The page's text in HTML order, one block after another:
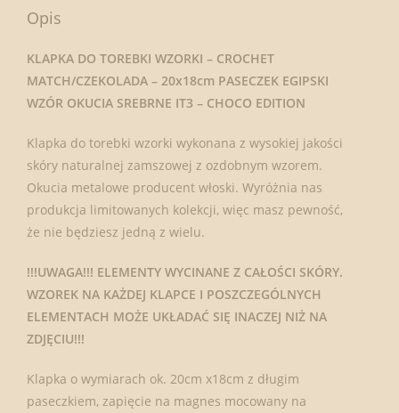
Opis
KLAPKA DO TOREBKI WZORKI – CROCHET
MATCH/CZEKOLADA – 20x18cm PASECZEK EGIPSKI
WZÓR OKUCIA SREBRNE IT3 – CHOCO EDITION
Klapka do torebki wzorki wykonana z wysokiej jakości
skóry naturalnej zamszowej z ozdobnym wzorem.
Okucia metalowe producent włoski. Wyróżnia nas
produkcja limitowanych kolekcji, więc masz pewność,
że nie będziesz jedną z wielu.
!!!UWAGA!!! ELEMENTY WYCINANE Z CAŁOŚCI SKÓRY.
WZOREK NA KAŻDEJ KLAPCE I POSZCZEGÓLNYCH
ELEMENTACH MOŻE UKŁADAĆ SIĘ INACZEJ NIŻ NA
ZDJĘCIU!!!
Klapka o wymiarach ok. 20cm x18cm z długim
paseczkiem, zapięcie na magnes mocowany na